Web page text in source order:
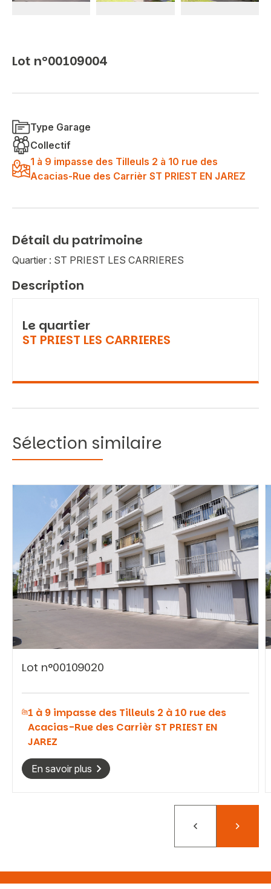
Rechercher
Lot n°00109004
Type Garage
Collectif
1 à 9 impasse des Tilleuls 2 à 10 rue des
Acacias-Rue des Carrièr ST PRIEST EN JAREZ
Détail du patrimoine
Quartier : ST PRIEST LES CARRIERES
Description
Le quartier
ST PRIEST LES CARRIERES
Sélection similaire
Lot n°00109020
1 à 9 impasse des Tilleuls 2 à 10 rue des
Acacias-Rue des Carrièr ST PRIEST EN
JAREZ
En savoir plus
PrécédentSuivant